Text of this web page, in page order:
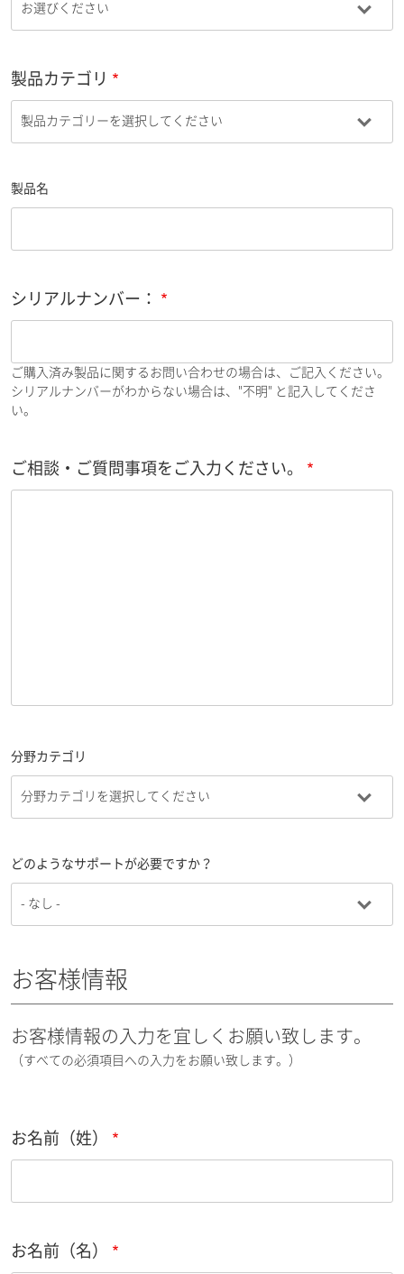
製品カテゴリ
製品名
シリアルナンバー：
ご購入済み製品に関するお問い合わせの場合は、ご記入ください。
シリアルナンバーがわからない場合は、"不明" と記入してくださ
い。
ご相談・ご質問事項をご入力ください。
分野カテゴリ
どのようなサポートが必要ですか？
お客様情報
お客様情報の入力を宜しくお願い致します。
（すべての必須項目への入力をお願い致します。）
お名前（姓）
お名前（名）